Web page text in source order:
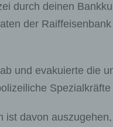
durch deinen
der
und evakuierte die
davon